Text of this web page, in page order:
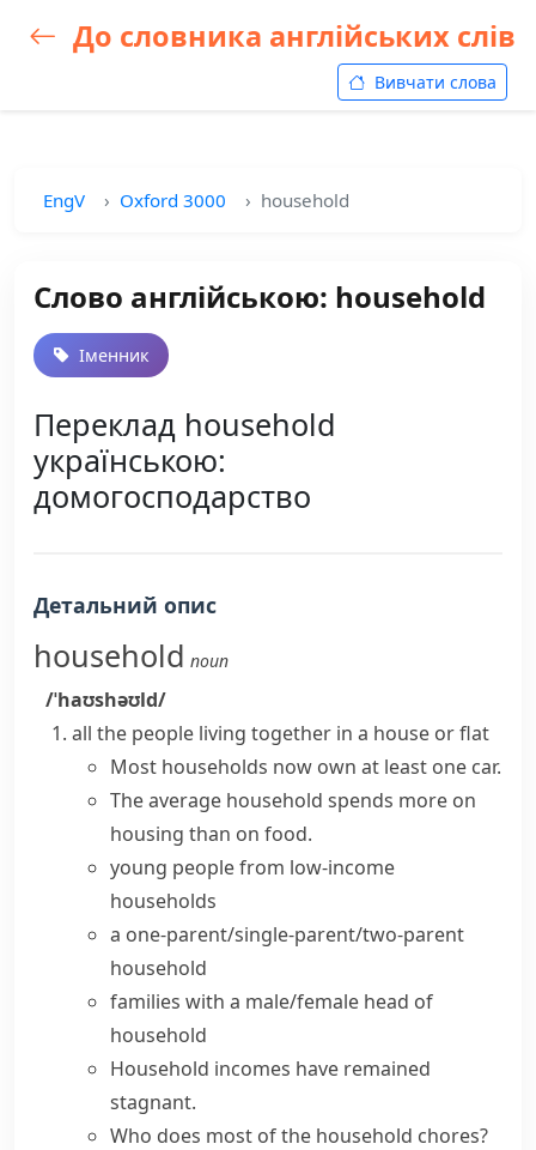
До словника англійських слів
Вивчати слова
EngV Oxford 3000 household
Слово англійською: household
Іменник
Переклад household
українською:
домогосподарство
Детальний опис
household noun
/ˈhaʊshəʊld/
all the people living together in a house or flat
Most households now own at least one car.
Theaverage household spends more on
housing than on food.
young people from low-income
households
a one-parent/single-parent/two-parent
household
families with a male/female head of
household
Household incomes have remained
stagnant.
Who does most of the household chores?